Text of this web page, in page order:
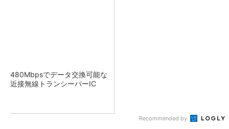
480Mbpsでデータ交換可能な
近接無線トランシーバーIC
Recommended by